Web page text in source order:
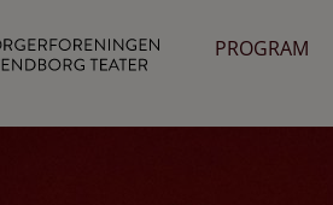
PROGRAM